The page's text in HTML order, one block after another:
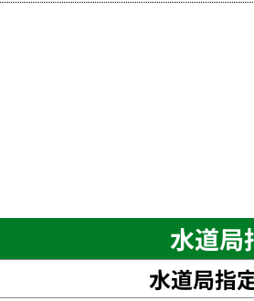
水道局
水道局指